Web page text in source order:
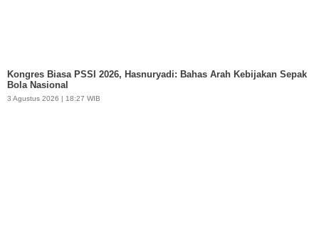
Kongres Biasa PSSI 2026, Hasnuryadi: Bahas Arah Kebijakan Sepak
Bola Nasional
3 Agustus 2026 | 18:27 WIB